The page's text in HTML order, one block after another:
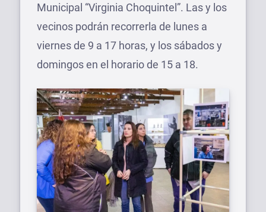
Municipal “Virginia Choquintel”. Las y los
vecinos podrán recorrerla de lunes a
viernes de 9 a 17 horas, y los sábados y
domingos en el horario de 15 a 18.